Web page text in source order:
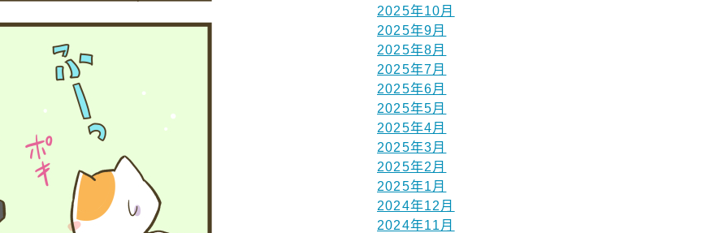
2025年10月
2025年9月
2025年8月
2025年7月
2025年6月
2025年5月
2025年4月
2025年3月
2025年2月
2025年1月
2024年12月
2024年11月